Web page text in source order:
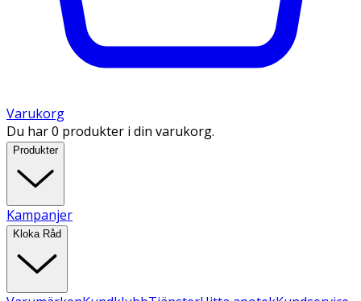
Varukorg
Du har 0 produkter i din varukorg.
Produkter
Kampanjer
Kloka Råd